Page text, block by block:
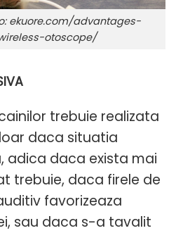
ekuore.com/advantages-
otoscope/
trebuie realizata
daca situatia
adica daca exista mai
trebuie, daca firele de
favorizeaza
sau daca s-a tavalit